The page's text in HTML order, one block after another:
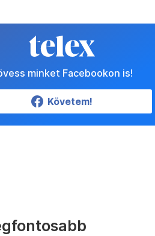
minket Facebookon is!
Követem!